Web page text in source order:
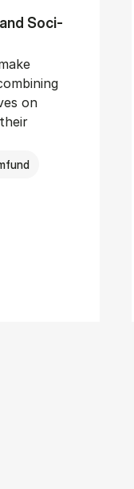
So­ci­
on
and So­ci­ology